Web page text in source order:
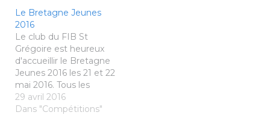
Bretagne Jeunes
concerne les Poussins,
Benjamins, Minimes,
Cadets et Juniors. Les
joueurs peuvent
s'inscrire sur les 3
tableaux dans la même
catégorie. En Simple :
12 joueurs…
Le Bretagne Jeunes
2016
Le club du FIB St
Grégoire est heureux
d'accueillir le Bretagne
Jeunes 2016 les 21 et 22
mai 2016. Tous les
documents utiles
arriveront la semaine
29 avril 2016
Dans "Compétitions"